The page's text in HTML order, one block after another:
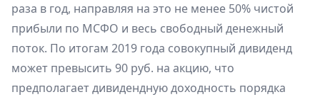
раза в год, направляя на это не менее 50% чистой
прибыли по МСФО и весь свободный денежный
поток. По итогам 2019 года совокупный дивиденд
может превысить 90 руб. на акцию, что
предполагает дивидендную доходность порядка